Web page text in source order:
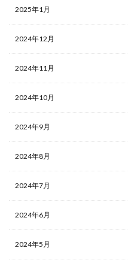
2025年1月
2024年12月
2024年11月
2024年10月
2024年9月
2024年8月
2024年7月
2024年6月
2024年5月